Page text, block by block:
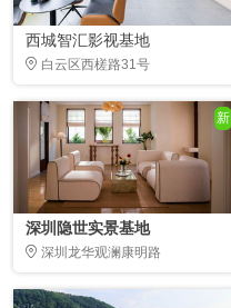
西城智汇影视基地
白云区西槎路31号
新
深圳隐世实景基地
深圳龙华观澜康明路